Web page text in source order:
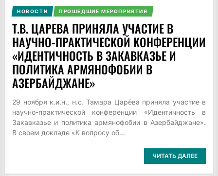
НОВОСТИ ПРОШЕДШИЕ МЕРОПРИЯТИЯ
Т.В. ЦАРЕВА ПРИНЯЛА УЧАСТИЕ В
НАУЧНО-ПРАКТИЧЕСКОЙ КОНФЕРЕНЦИИ
«ИДЕНТИЧНОСТЬ В ЗАКАВКАЗЬЕ И
ПОЛИТИКА АРМЯНОФОБИИ В
АЗЕРБАЙДЖАНЕ»
29 ноября к.и.н., н.с. Тамара Царёва приняла участие в
научно-практической конференции «Идентичность в
Закавказье и политика армянофобии в Азербайджане».
В своем докладе «К вопросу об...
ЧИТАТЬ ДАЛЕЕ